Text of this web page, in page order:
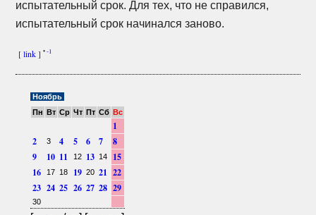
испытательный срок. Для тех, что не справился,
испытательный срок начинался заново.
[link]•-1
Ноябрь
Пн Вт Ср Чт Пт Сб Вс
1
2
3 4 5 6 7
8
9
10 11 12 13 14
15
16
17 18 19 20 21 22
23 24 25 26 27 28 29
30